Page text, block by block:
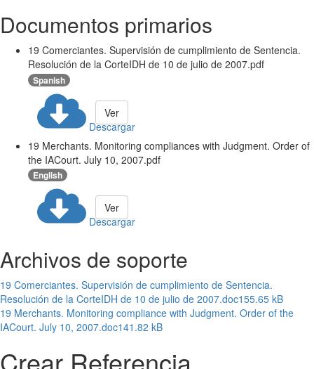
Documentos primarios
19 Comerciantes. Supervisión de cumplimiento de Sentencia.
Resolución de la CorteIDH de 10 de julio de 2007.pdf
Spanish
Descargar
Ver
19 Merchants. Monitoring compliances with Judgment. Order of
the IACourt. July 10, 2007.pdf
English
Descargar
Ver
Archivos de soporte
19 Comerciantes. Supervisión de cumplimiento de Sentencia.
Resolución de la CorteIDH de 10 de julio de 2007.doc155.65 kB
19 Merchants. Monitoring compliance with Judgment. Order of the
IACourt. July 10, 2007.doc141.82 kB
Crear Referencia